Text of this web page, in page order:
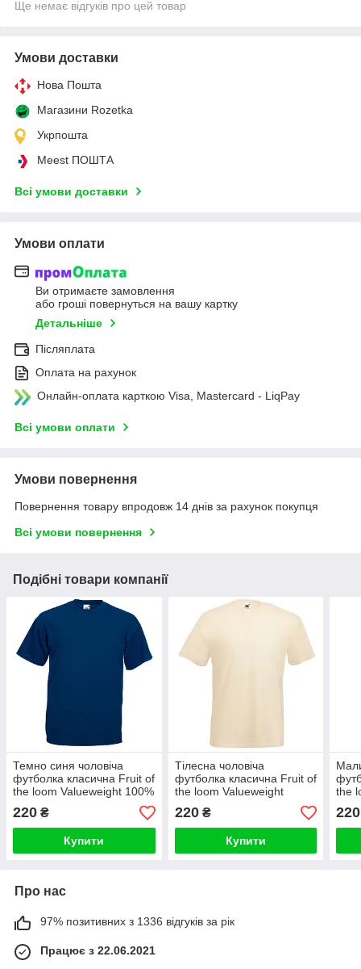
Ще немає відгуків про цей товар
Умови доставки
Нова Пошта
Магазини Rozetka
Укрпошта
Meest ПОШТА
Всі умови доставки
Умови оплати
Ви отримаєте замовлення
або гроші повернуться на вашу картку
Детальніше
Післяплата
Оплата на рахунок
Онлайн-оплата карткою Visa, Mastercard - LiqPay
Всі умови оплати
Умови повернення
Повернення товару впродовж 14 днів за рахунок покупця
Всі умови повернення
Подібні товари компанії
Темно синя чоловіча
футболка класична Fruit of
the loom Valueweight 100%
однотонна
220 ₴
Купити
Тілесна чоловіча
футболка класична Fruit of
the loom Valueweight
однотонна натуральна
220₴
Купити
the
220
Про нас
97% позитивних з 1336 відгуків за рік
Працює з 22.06.2021